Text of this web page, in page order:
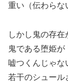
重い（伝わらな
しかし鬼の存在
鬼である堕姫
嘘つくんじゃな
若干のシュール